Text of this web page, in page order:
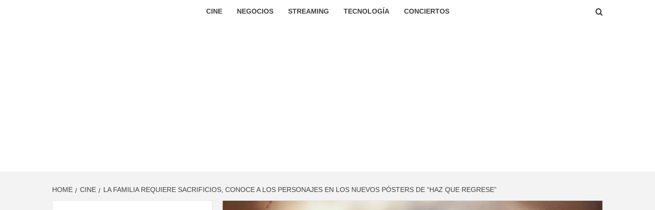
CINE NEGOCIOS STREAMING TECNOLOGÍA CONCIERTOS
HOME CINE LA FAMILIA REQUIERE SACRIFICIOS, CONOCE A LOS PERSONAJES EN LOS NUEVOS PÓSTERS DE “HAZ QUE REGRESE”